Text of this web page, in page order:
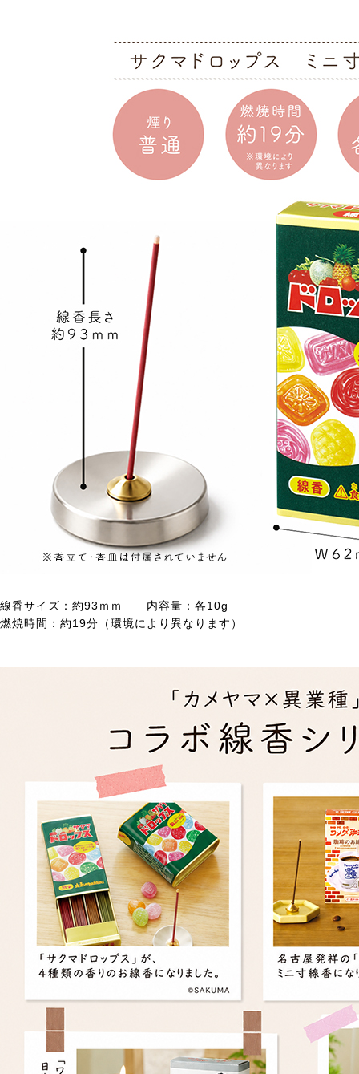
線香サイズ：約93ｍｍ 内容量：各10g
燃焼時間：約19分（環境により異なります）